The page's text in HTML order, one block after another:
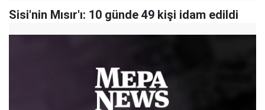
Sisi'nin Mısır'ı: 10 günde 49 kişi idam edildi